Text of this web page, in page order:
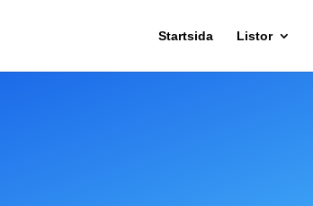
Startsida Listor